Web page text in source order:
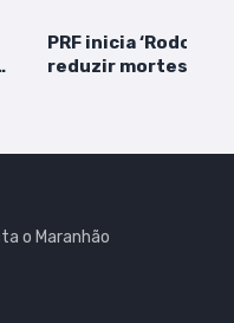
PRF inicia
reduzir mortes nas
o Maranhão